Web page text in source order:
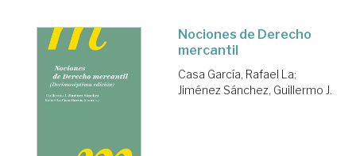
Nociones de Derecho
mercantil
Casa García, Rafael La;
Jiménez Sánchez, Guillermo J.